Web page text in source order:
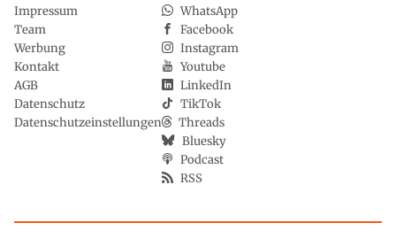
Impressum
Team
Werbung
Kontakt
AGB
Datenschutz
Datenschutzeinstellungen
WhatsApp
Facebook
Instagram
Youtube
LinkedIn
TikTok
Threads
Bluesky
Podcast
RSS